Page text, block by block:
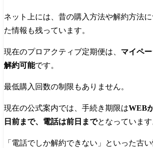
ネット上には、昔の購入方法や解約方法
た情報も残っています。
現在のプロアクティブ定期便は、 マイペ
解約可能です。
最低購入回数の制限もありません。
現在の公式案内では、手続き期限はWEB
日前まで、電話は前日までとなっています
「電話でしか解約できない」といった古